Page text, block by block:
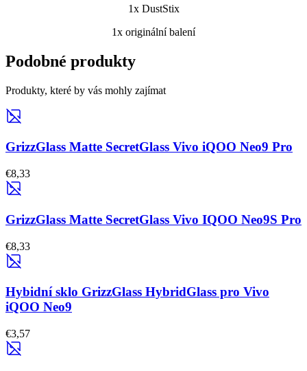
1x DustStix
1x originální balení
Podobné produkty
Produkty, které by vás mohly zajímat
GrizzGlass Matte SecretGlass Vivo iQOO Neo9 Pro
€8,33
GrizzGlass Matte SecretGlass Vivo IQOO Neo9S Pro
€8,33
Hybidní sklo GrizzGlass HybridGlass pro Vivo
iQOO Neo9
€3,57